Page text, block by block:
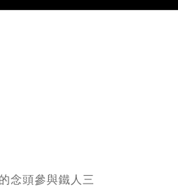
念頭參與鐵人三